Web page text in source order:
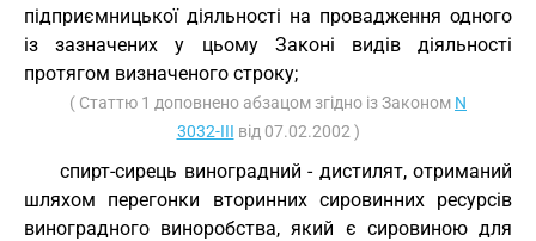
підприємницької діяльності на провадження одного
із зазначених у цьому Законі видів діяльності
протягом визначеного строку;
( Статтю 1 доповнено абзацом згідно із Законом N
3032-III від 07.02.2002 )
спирт-сирець виноградний - дистилят, отриманий
шляхом перегонки вторинних сировинних ресурсів
виноградного виноробства, який є сировиною для